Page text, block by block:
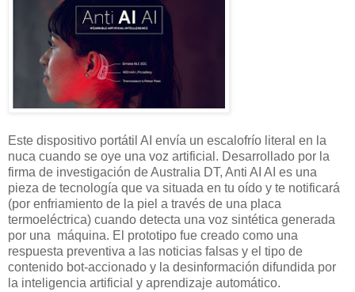
Este dispositivo portátil AI envía un escalofrío literal en la
nuca cuando se oye una voz artificial. Desarrollado por la
firma de investigación de Australia DT, Anti AI AI es una
pieza de tecnología que va situada en tu oído y te notificará
(por enfriamiento de la piel a través de una placa
termoeléctrica) cuando detecta una voz sintética generada
por una máquina. El prototipo fue creado como una
respuesta preventiva a las noticias falsas y el tipo de
contenido bot-accionado y la desinformación difundida por
la inteligencia artificial y aprendizaje automático.